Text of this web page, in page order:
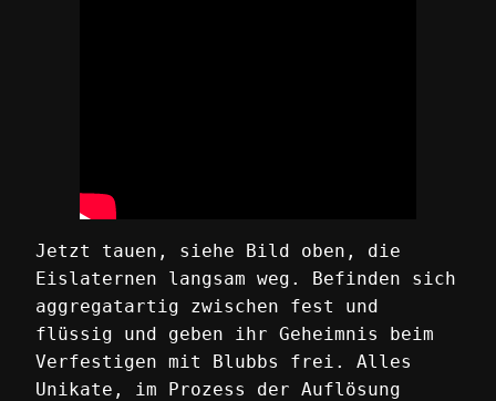
Jetzt tauen, siehe Bild oben, die
Eislaternen langsam weg. Befinden sich
aggregatartig zwischen fest und
flüssig und geben ihr Geheimnis beim
Verfestigen mit Blubbs frei. Alles
Unikate, im Prozess der Auflösung